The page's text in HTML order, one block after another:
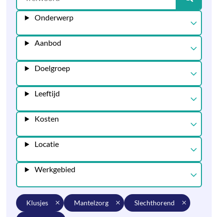
Onderwerp
Aanbod
Doelgroep
Leeftijd
Kosten
Locatie
Werkgebied
klusjes mantelzorg slechthorend